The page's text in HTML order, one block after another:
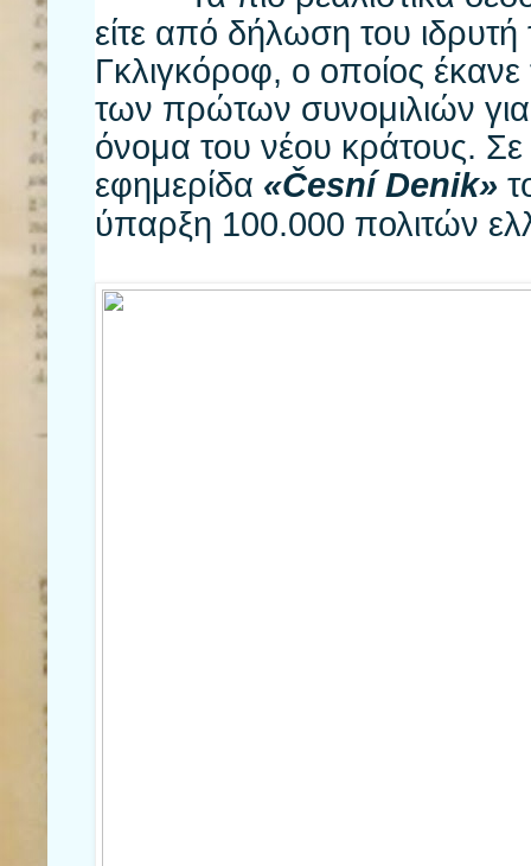
είτε από δήλωση του
Γκλιγκόροφ, ο οποίος
των πρώτων συνομιλιών για
όνομα του νέου κράτους.
εφημερίδα «Česní Denik»
ύπαρξη 100.000 πολιτών